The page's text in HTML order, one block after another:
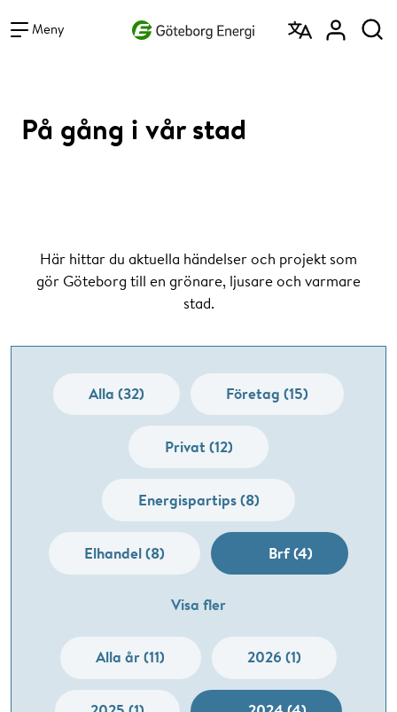
Meny
På gång i vår stad
Här hittar du aktuella händelser och projekt som
gör Göteborg till en grönare, ljusare och varmare
stad.
Alla (32) Företag (15)
Privat (12)
Energispartips (8)
Elhandel (8) Brf (4)
Visa fler
Alla år (11) 2026 (1)